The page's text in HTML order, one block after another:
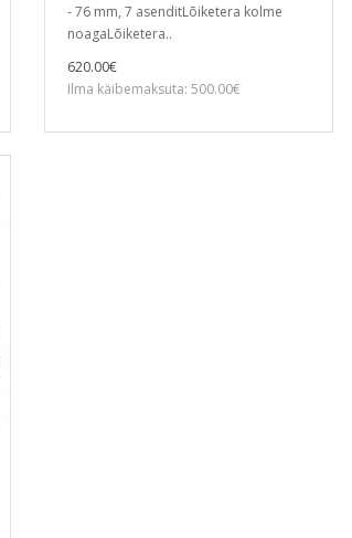
- 76 mm, 7 asenditLõiketera kolme
noagaLõiketera..
620.00€
Ilma käibemaksuta: 500.00€